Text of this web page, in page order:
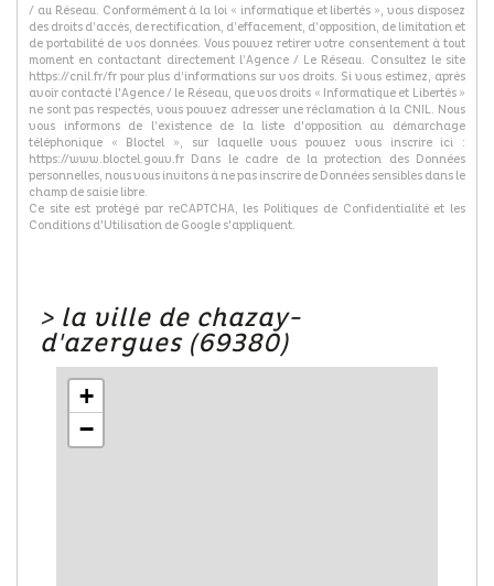
/ au Réseau. Conformément à la loi « informatique et libertés », vous disposez
des droits d’accès, de rectification, d’effacement, d’opposition, de limitation et
de portabilité de vos données. Vous pouvez retirer votre consentement à tout
moment en contactant directement l’Agence / Le Réseau. Consultez le site
https://cnil.fr/fr pour plus d’informations sur vos droits. Si vous estimez, après
avoir contacté l'Agence / le Réseau, que vos droits « Informatique et Libertés »
ne sont pas respectés, vous pouvez adresser une réclamation à la CNIL. Nous
vous informons de l’existence de la liste d'opposition au démarchage
téléphonique « Bloctel », sur laquelle vous pouvez vous inscrire ici :
https://www.bloctel.gouv.fr Dans le cadre de la protection des Données
personnelles, nous vous invitons à ne pas inscrire de Données sensibles dans le
champ de saisie libre.
Ce site est protégé par reCAPTCHA, les Politiques de Confidentialitéet les
Conditions d'Utilisation de Google s'appliquent.
> la ville de chazay-
d'azergues (69380)
+
−